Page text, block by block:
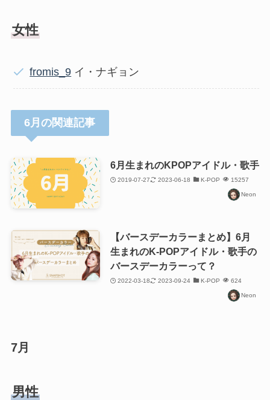
女性
fromis_9 イ・ナギョン
6月の関連記事
6月生まれのKPOPアイドル・歌手
2019-07-27 2023-06-18 K-POP 15257
Neon
【バースデーカラーまとめ】6月
生まれのK-POPアイドル・歌手の
バースデーカラーって？
2022-03-18 2023-09-24 K-POP 624
Neon
7月
男性